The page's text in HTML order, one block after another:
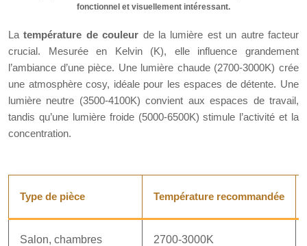
fonctionnel et visuellement intéressant.
Latempérature de couleur de la lumière est un autre facteur
crucial. Mesurée en Kelvin (K), elle influence grandement
l’ambiance d’une pièce. Une lumière chaude (2700-3000K) crée
une atmosphère cosy, idéale pour les espaces de détente. Une
lumière neutre (3500-4100K) convient aux espaces de travail,
tandis qu’une lumière froide (5000-6500K) stimule l’activité et la
concentration.
Type de pièce Température recommandée
Salon, chambres 2700-3000K